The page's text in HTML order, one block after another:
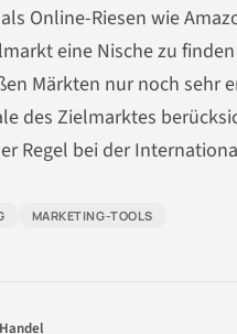
Online-Riesen wie
eine Nische zu
Märkten nur noch sehr
des Zielmarktes
Regel bei der
MARKETING-TOOLS